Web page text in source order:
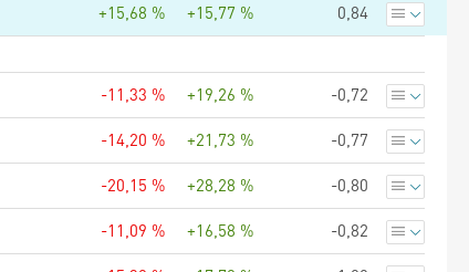
+15,68 % +15,77 % 0,84
-11,33 % +19,26 % -0,72
-14,20 % +21,73 % -0,77
-20,15 % +28,28 % -0,80
-11,09 % +16,58 % -0,82